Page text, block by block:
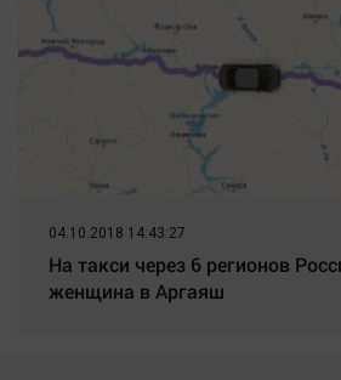
04.10.2018 14:43:27
На такси через 6 регионов
женщина в Аргаяш